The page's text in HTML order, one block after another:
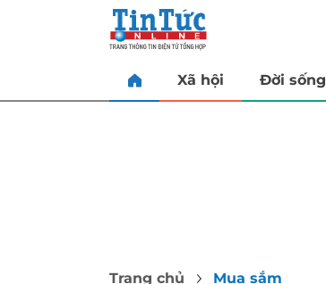
Xã hội Đời sống
Trang chủ Mua sắm